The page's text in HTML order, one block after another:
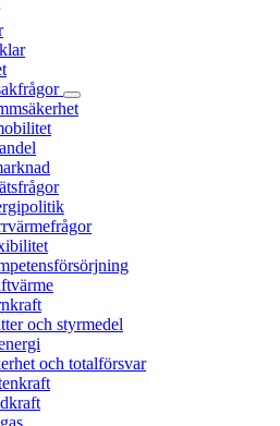
och styrmedel
och totalförsvar